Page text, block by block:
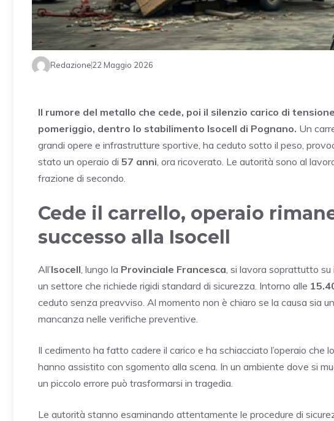
Redazione22 Maggio 2026
Il rumore del metallo che cede, poi il silenzio carico di
pomeriggio, dentro lo stabilimento Isocell di Pognano. Un
grandi opere e infrastrutture sportive, ha ceduto sotto il peso,
stato un operaio di 57 anni , ora ricoverato. Le autorità sono al
frazione di secondo.
Cede il carrello, operaio
successo alla Isocell
All’Isocell , lungo la Provinciale Francesca , si lavora soprattutto
un settore che richiede rigidi standard di sicurezza. Intorno alle
ceduto senza preavviso. Al momento non è chiaro se la causa sia
mancanza nelle verifiche preventive.
Il cedimento ha fatto cadere il carico e ha schiacciato l’operaio che
hanno assistito con sgomento alla scena. In un ambiente dove si
un piccolo errore può trasformarsi in tragedia.
Le autorità stanno esaminando attentamente le procedure di